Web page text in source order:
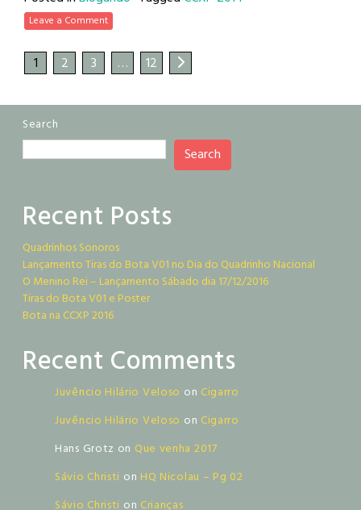
Leave a Comment
1 2 3 … 12
Search
Search
Recent Posts
Quadrinhos Sonoros
Lançamento Tiras do Bota V01 no Dia do Quadrinho Nacional
O Menino Rei – Lançamento Sábado dia 17/12/2016
Tiras do Bota V01 e Poster
Bota na CCXP 2016
Recent Comments
Juvêncio Hilário Veloso on Cigarro
Juvêncio Hilário Veloso on Cigarro
Hans Grotz on Que venha 2017
Sávio Christi on HQ Nicolau – Pg 02
Sávio Christi on Crianças